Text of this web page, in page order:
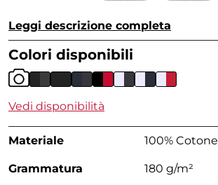
Leggi descrizione completa
Colori disponibili
Vedi disponibilità
Materiale 100% Cotone
Grammatura 180 g/m²